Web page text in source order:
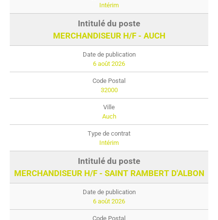
Intérim
MERCHANDISEUR H/F - AUCH
6 août 2026
32000
Auch
Intérim
MERCHANDISEUR H/F - SAINT RAMBERT D'ALBON
6 août 2026